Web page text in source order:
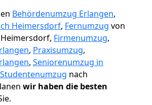
Behördenumzug Erlangen,
Heimersdorf, Fernumzug von
Firmenumzug,
, Praxisumzug,
, Seniorenumzug in
Studentenumzug nach
wir haben die besten